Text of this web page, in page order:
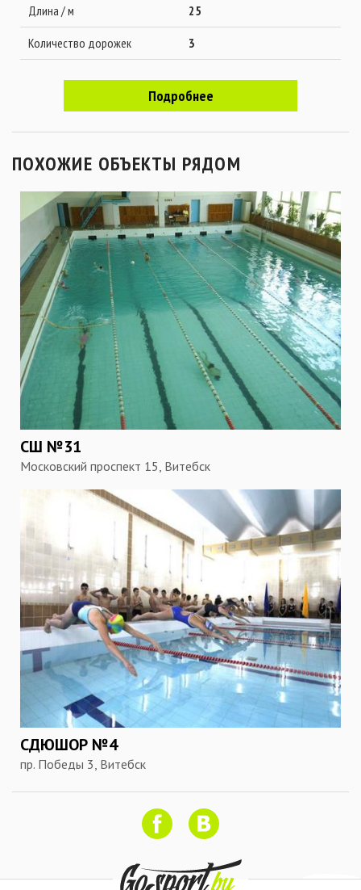
Длина / м
25
Количество дорожек
3
Подробнее
ПОХОЖИЕ ОБЪЕКТЫ РЯДОМ
СШ №31
Московский проспект 15, Витебск
СДЮШОР №4
пр. Победы 3, Витебск